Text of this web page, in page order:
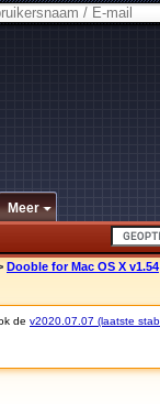
Meer
Dooble for Mac OS X v1.54
de v2020.07.07 (laatste